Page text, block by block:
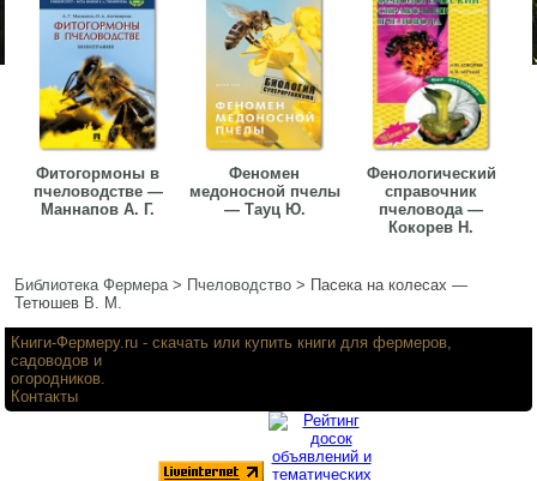
Фитогормоны в
пчеловодстве —
Маннапов А. Г.
Феномен
медоносной пчелы
— Тауц Ю.
Фенологический
справочник
пчеловода —
Кокорев Н.
Библиотека Фермера> Пчеловодство > Пасека на колесах —
Тетюшев В. М.
Книги-Фермеру.ru - скачать или купить книги для фермеров,
садоводов и
огородников.
Контакты